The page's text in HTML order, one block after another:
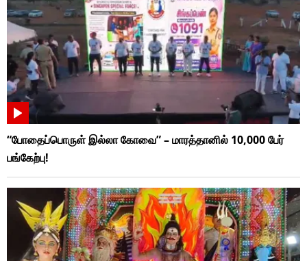
“போதைப்பொருள் இல்லா கோவை” – மாரத்தானில் 10,000 பேர்
பங்கேற்பு!